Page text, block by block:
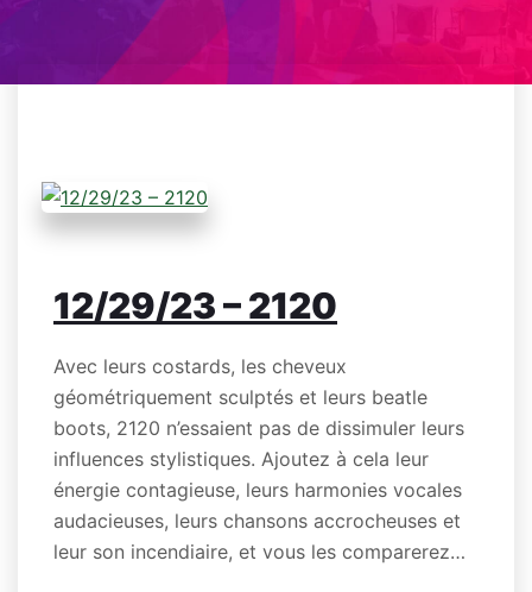
12/29/23 – 2120
Avec leurs costards, les cheveux
géométriquement sculptés et leurs beatle
boots, 2120 n’essaient pas de dissimuler leurs
influences stylistiques. Ajoutez à cela leur
énergie contagieuse, leurs harmonies vocales
audacieuses, leurs chansons accrocheuses et
leur son incendiaire, et vous les comparerez…